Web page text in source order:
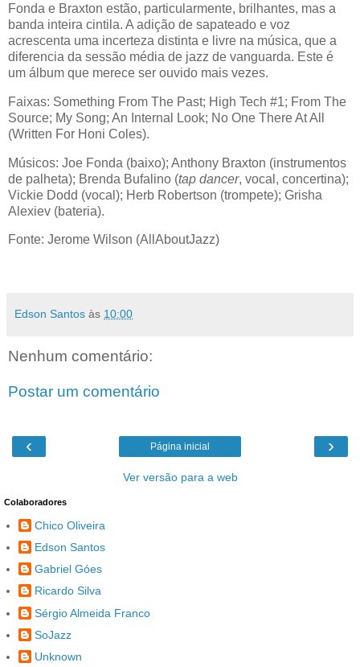
Fonda e Braxton estão, particularmente, brilhantes, mas a
banda inteira cintila. A adição de sapateado e voz
acrescenta uma incerteza distinta e livre na música, que a
diferencia da sessão média de jazz de vanguarda. Este é
um álbum que merece ser ouvido mais vezes.
Faixas: Something From The Past; High Tech #1; From The
Source; My Song; An Internal Look; No One There At All
(Written For Honi Coles).
Músicos: Joe Fonda (baixo); Anthony Braxton (instrumentos
de palheta); Brenda Bufalino (tap dancer, vocal, concertina);
Vickie Dodd (vocal); Herb Robertson (trompete); Grisha
Alexiev (bateria).
Fonte: Jerome Wilson (AllAboutJazz)
Edson Santos às 10:00
Nenhum comentário:
Postar um comentário
‹ ›
Página inicial
Ver versão para a web
Colaboradores
Chico Oliveira
Edson Santos
Gabriel Góes
Ricardo Silva
Sérgio Almeida Franco
SoJazz
Unknown